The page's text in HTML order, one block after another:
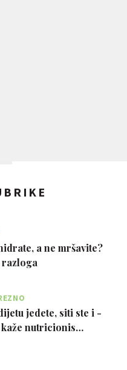
a ne mršavite?
razloga
jedete, siti ste i -
kaže nutricionis…